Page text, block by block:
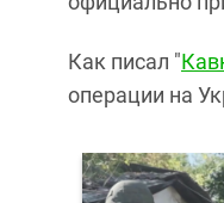
Как писал "
операции на